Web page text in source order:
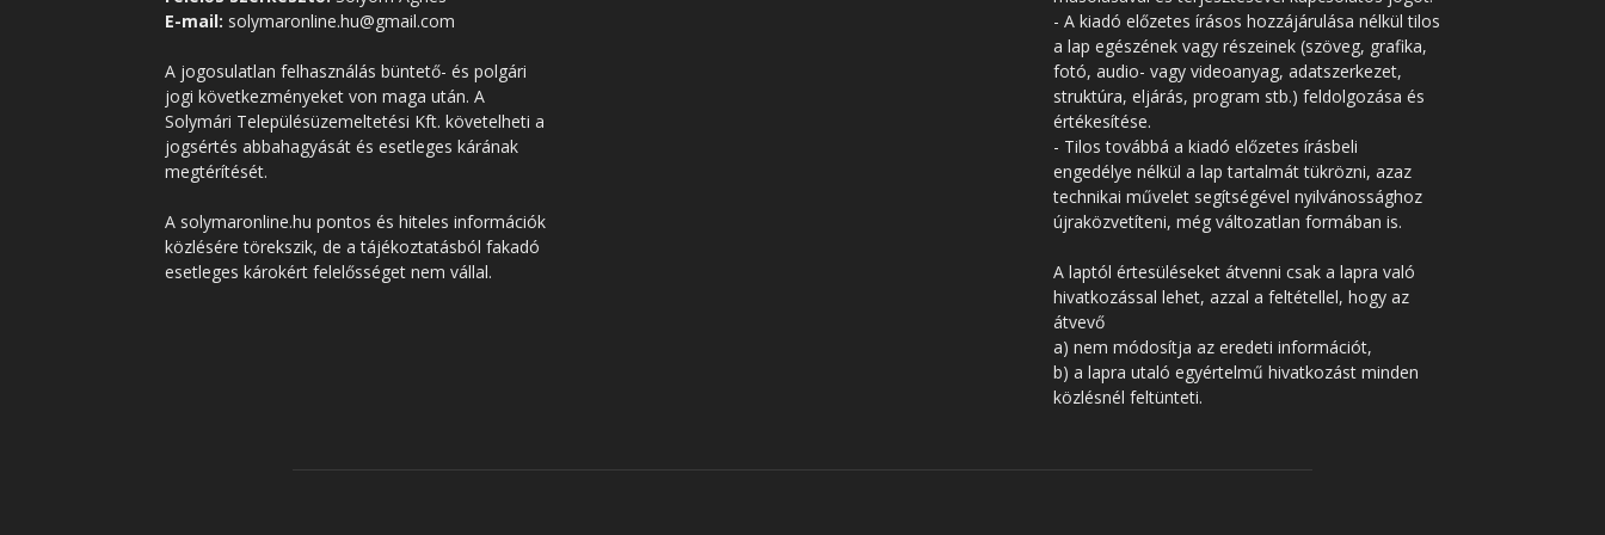
E-mail: solymaronline.hu@gmail.com
A jogosulatlan felhasználás büntető- és polgári
jogi következményeket von maga után. A
Solymári Településüzemeltetési Kft. követelheti a
jogsértés abbahagyását és esetleges kárának
megtérítését.
A solymaronline.hu pontos és hiteles információk
közlésére törekszik, de a tájékoztatásból fakadó
esetleges károkért felelősséget nem vállal.
- A kiadó előzetes írásos hozzájárulása nélkül tilos
a lap egészének vagy részeinek (szöveg, grafika,
fotó, audio- vagy videoanyag, adatszerkezet,
struktúra, eljárás, program stb.) feldolgozása és
értékesítése.
- Tilos továbbá a kiadó előzetes írásbeli
engedélye nélkül a lap tartalmát tükrözni, azaz
technikai művelet segítségével nyilvánossághoz
újraközvetíteni, még változatlan formában is.
A laptól értesüléseket átvenni csak a lapra való
hivatkozással lehet, azzal a feltétellel, hogy az
átvevő
a) nem módosítja az eredeti információt,
b) a lapra utaló egyértelmű hivatkozást minden
közlésnél feltünteti.